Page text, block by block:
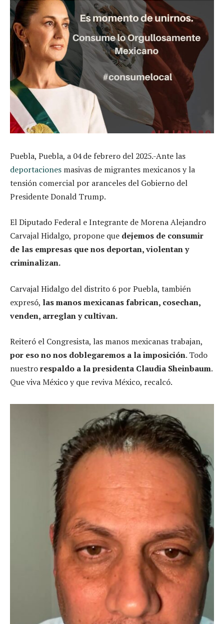
Puebla, Puebla, a 04 de febrero del 2025.-Ante las
deportaciones masivas de migrantes mexicanos y la
tensión comercial por aranceles del Gobierno del
Presidente Donald Trump.
El Diputado Federal e Integrante de Morena Alejandro
Carvajal Hidalgo, propone que dejemos de consumir
de las empresas que nos deportan, violentan y
criminalizan.
Carvajal Hidalgo del distrito 6 por Puebla, también
expresó, las manos mexicanas fabrican, cosechan,
venden, arreglan y cultivan.
Reiteró el Congresista, las manos mexicanas trabajan,
por eso no nos doblegaremos a la imposición. Todo
nuestrorespaldo a la presidenta Claudia Sheinbaum.
Que viva México y que reviva México, recalcó.